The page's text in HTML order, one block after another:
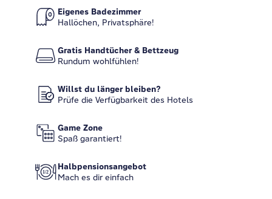
Eigenes Badezimmer
Hallöchen, Privatsphäre!
Gratis Handtücher & Bettzeug
Rundum wohlfühlen!
Willst du länger bleiben?
Prüfe die Verfügbarkeit des Hotels
Game Zone
Spaß garantiert!
Halbpensionsangebot
Mach es dir einfach